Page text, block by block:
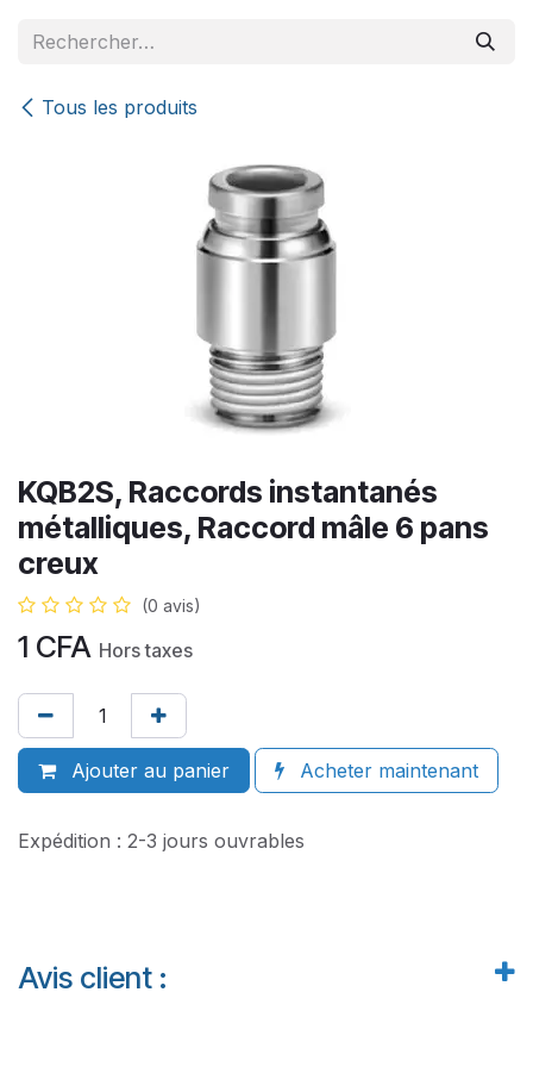
Tous les produits
KQB2S, Raccords instantanés
métalliques, Raccord mâle 6 pans
creux
(0 avis)
1 CFA Hors taxes
Ajouter au panier Acheter maintenant
Expédition : 2-3 jours ouvrables
Avis client :